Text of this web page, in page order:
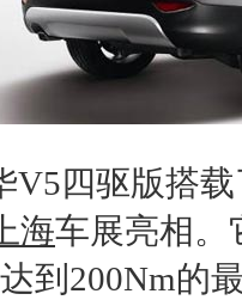
V5四驱版搭
上海车展亮相。
到200Nm的